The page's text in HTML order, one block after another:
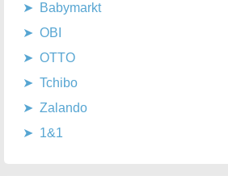
Babymarkt
OBI
OTTO
Tchibo
Zalando
1&1